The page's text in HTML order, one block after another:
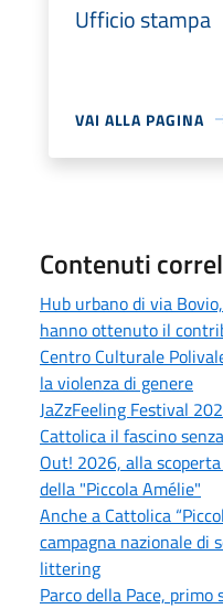
Ufficio stampa
VAI ALLA PAGINA
Contenuti
Hub urbano di via
hanno ottenuto il
Centro Culturale
la violenza di genere
JaZzFeeling Festival
Cattolica il fascino
Out! 2026, alla
della "Piccola Amélie"
Anche a Cattolica
campagna nazionale di
littering
Parco della Pace,